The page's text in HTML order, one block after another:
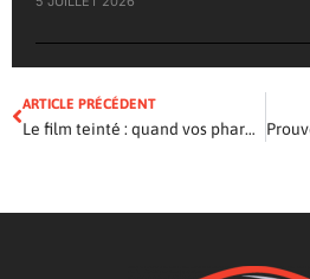
ARTICLE PRÉCÉDENT
Le film teinté : quand vos phares deviennent stars du cinéma auto !